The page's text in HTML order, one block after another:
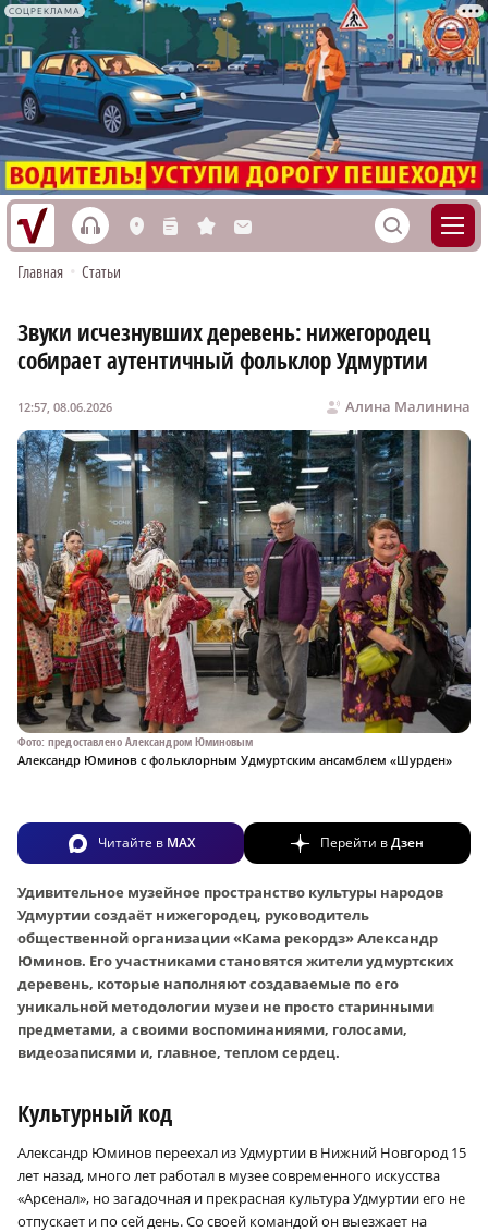
СОЦРЕКЛАМА
h L n s M S
Главная • Статьи
Звуки исчезнувших деревень: нижегородец
собирает аутентичный фольклор Удмуртии
Алина Малинина
12:57, 08.06.2026
Фото: предоставлено Александром Юминовым
Александр Юминов с фольклорным Удмуртским ансамблем «Шурден»
Читайте в MAX Перейти вДзен
Удивительное музейное пространство культуры народов
Удмуртии создаёт нижегородец, руководитель
общественной организации «Кама рекордз» Александр
Юминов. Его участниками становятся жители удмуртских
деревень, которые наполняют создаваемые по его
уникальной методологии музеи не просто старинными
предметами, а своими воспоминаниями, голосами,
видеозаписями и, главное, теплом сердец.
Культурный код
Александр Юминов переехал из Удмуртии в Нижний Новгород 15
лет назад, много лет работал в музее современного искусства
«Арсенал», но загадочная и прекрасная культура Удмуртии его не
отпускает и по сей день. Со своей командой он выезжает на